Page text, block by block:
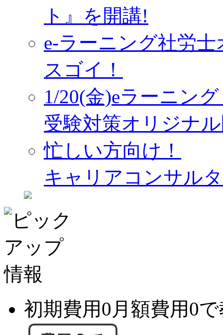
ト』を開講!
e-ラーニング社労
スゴイ！
1/20(金)eラーニン
受験対策オリジナ
忙しい方向け！
キャリアコンサル
初期費用0月額費用0